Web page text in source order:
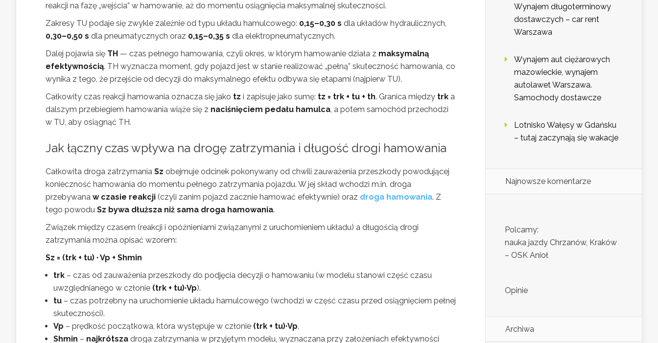
reakcji na fazę „wejścia” w hamowanie, aż do momentu osiągnięcia maksymalnej skuteczności.
Zakresy TU podaje się zwykle zależnie od typu układu hamulcowego: 0,15–0,30 s dla układów hydraulicznych,
0,30–0,50 s dla pneumatycznych oraz 0,15–0,35 s dla elektropneumatycznych.
Dalej pojawia się TH — czas pełnego hamowania, czyli okres, w którym hamowanie działa z maksymalną
efektywnością. TH wyznacza moment, gdy pojazd jest w stanie realizować „pełną” skuteczność hamowania, co
wynika z tego, że przejście od decyzji do maksymalnego efektu odbywa się etapami (najpierw TU).
Całkowity czas reakcji hamowania oznacza się jako tz i zapisuje jako sumę: tz = trk + tu + th. Granica między trk a
dalszym przebiegiem hamowania wiąże się z naciśnięciem pedału hamulca , a potem samochód przechodzi
w TU, aby osiągnąć TH.
Jak łączny czas wpływa na drogę zatrzymania i długość drogi hamowania
Całkowita droga zatrzymania Sz obejmuje odcinek pokonywany od chwili zauważenia przeszkody powodującej
konieczność hamowania do momentu pełnego zatrzymania pojazdu. W jej skład wchodzi m.in. droga
przebywana w czasie reakcji (czyli zanim pojazd zacznie hamować efektywnie) oraz droga hamowania. Z
tego powodu Sz bywa dłuższa niż sama droga hamowania.
Związek między czasem (reakcji i opóźnieniami związanymi z uruchomieniem układu) a długością drogi
zatrzymania można opisać wzorem:
Sz = (trk + tu) · Vp + Shmin
trk – czas od zauważenia przeszkody do podjęcia decyzji o hamowaniu (w modelu stanowi część czasu
uwzględnianego w członie (trk + tu)·Vp).
tu – czas potrzebny na uruchomienie układu hamulcowego (wchodzi w część czasu przed osiągnięciem pełnej
skuteczności).
Vp – prędkość początkowa, która występuje w członie (trk + tu)·Vp.
Shmin – najkrótsza droga zatrzymania w przyjętym modelu, wyznaczana przy założeniach efektywności
Wynajem długoterminowy
dostawczych – car rent
Warszawa
Wynajem aut ciężarowych
mazowieckie, wynajem
autolawet Warszawa.
Samochody dostawcze
Lotnisko Wałęsy w Gdańsku
– tutaj zaczynają się wakacje
Najnowsze komentarze
Polcamy:
nauka jazdy Chrzanów, Kraków
– OSK Anioł
Opinie
Archiwa